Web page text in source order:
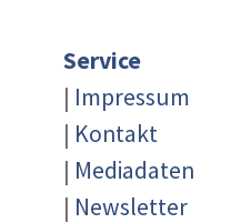
Service
| Impressum
| Kontakt
| Mediadaten
| Newsletter